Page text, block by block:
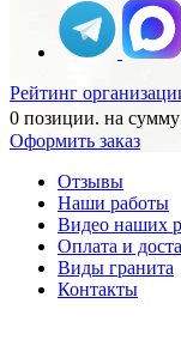
Рейтинг
0 позиции. на сумму
Оформить заказ
Отзывы
Наши работы
Видео наших
Оплата и
Виды гранита
Контакты